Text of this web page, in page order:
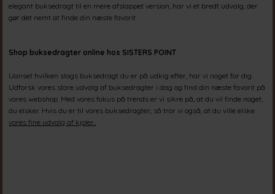
elegant buksedragt til en mere afslappet version, har vi et bredt udvalg, der
gør det nemt at finde din næste favorit.
Shop buksedragter online hos SISTERS POINT
Uanset hvilken slags buksedragt du er på udkig efter, har vi noget for dig.
Udforsk vores store udvalg af buksedragter i dag og find din næste favorit på
vores webshop. Med vores fokus på trends er vi sikre på, at du vil finde noget,
du elsker. Hvis du er til vores buksedragter, så tror vi også, at du ville elske
vores fine udvalg af kjoler